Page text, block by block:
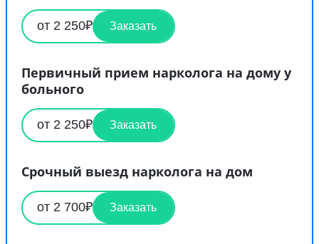
от 2 250₽ Заказать
Первичный прием нарколога на дому у
больного
от 2 250₽ Заказать
Срочный выезд нарколога на дом
от 2 700₽ Заказать